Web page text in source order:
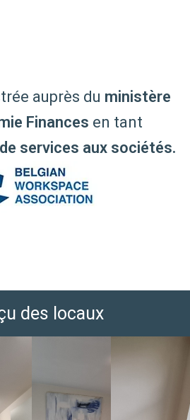
auprès du ministère
Finances en tant
services aux sociétés.
des locaux